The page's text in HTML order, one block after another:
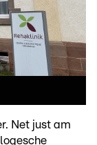
Net just am